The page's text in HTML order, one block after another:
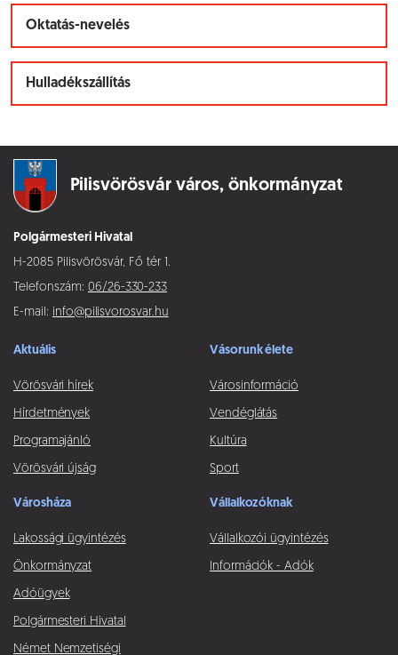
Oktatás-nevelés
Hulladékszállítás
Pilisvörösvár város, önkormányzat
Polgármesteri Hivatal
H-2085 Pilisvörösvár, Fő tér 1.
Telefonszám: 06/26-330-233
E-mail: info@pilisvorosvar.hu
Aktuális
Vörösvári hírek
Hírdetmények
Programajánló
Vörösvári újság
Vásorunk élete
Városinformáció
Vendéglátás
Kultúra
Sport
Városháza
Lakossági ügyintézés
Önkormányzat
Adóügyek
Polgármesteri Hivatal
Német Nemzetiségi
Vállalkozóknak
Vállalkozói ügyintézés
Információk - Adók